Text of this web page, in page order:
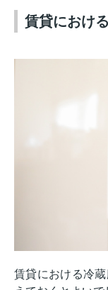
賃貸におけ
賃貸における冷